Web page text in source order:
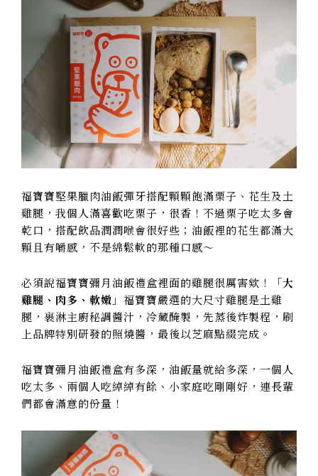
福寶寶堅果臘肉油飯彈牙搭配顆顆飽滿栗子、花生及土
雞腿，我個人滿喜歡吃栗子，很香！不過栗子吃太多會
乾口，搭配飲品潤潤喉會很好些；油飯裡的花生都滿大
顆且有嚼感 ，不是綿鬆軟的那種口感～
必須說福寶寶彌月油飯禮盒裡面的雞腿很厲害欸！「大
雞腿、肉多、軟嫩 」福寶寶嚴選的大尺寸雞腿是土雞
腿，裹淋主廚秘調醬汁，冷藏醃製，先蒸後炸製程，刷
上品牌特別研發的照燒醬，最後以芝麻點綴完成。
福寶寶彌月油飯禮盒有多深，油飯量就給多深，一個人
吃太多、兩個人吃綽綽有餘、小家庭吃剛剛好，連長輩
們都會滿意的份量！